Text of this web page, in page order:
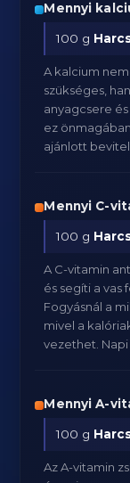
Mennyi
100 g
A kalcium
szükséges,
anyagcsere
ez
ajánlott
Mennyi C-
100 g
A C-vitamin
és segíti a vas
Fogyásnál a
mivel a
vezethet.
Mennyi A-
100 g
Az A-vitamin